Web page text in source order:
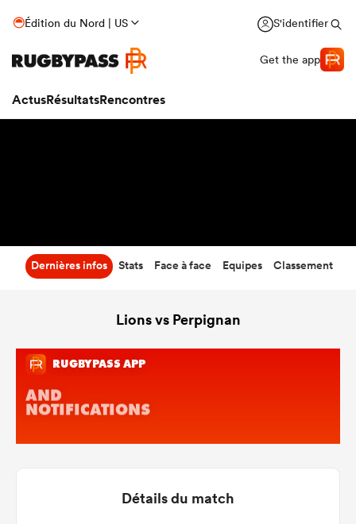
Édition du Nord | US S'identifier
Get the app
ActusRésultatsRencontres
Dernières infos Stats Face à face Equipes Classement
Lions vs Perpignan
Détails du match